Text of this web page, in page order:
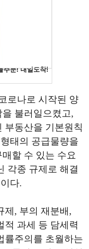
로나로 시작된 양
불러일으켰고,
부동산을 기본원칙
태의 공급물량을
할 수 있는 수요
각종 규제로 해결
다.
제, 부의 재분배,
적 과세 등 담세력
률주의를 초월하는